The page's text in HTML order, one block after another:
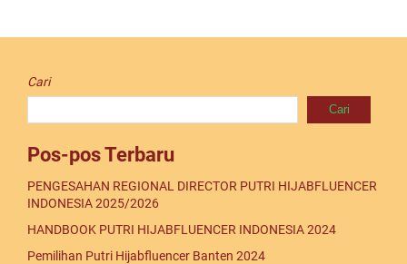
Cari
Cari
Pos-pos Terbaru
PENGESAHAN REGIONAL DIRECTOR PUTRI HIJABFLUENCER
INDONESIA 2025/2026
HANDBOOK PUTRI HIJABFLUENCER INDONESIA 2024
Pemilihan Putri Hijabfluencer Banten 2024